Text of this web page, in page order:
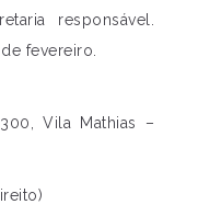
responsável.
fevereiro.
Vila Mathias –